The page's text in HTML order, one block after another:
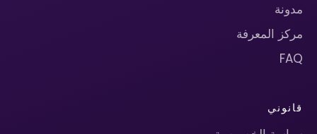
مدونة
مركز المعرفة
FAQ
قانوني